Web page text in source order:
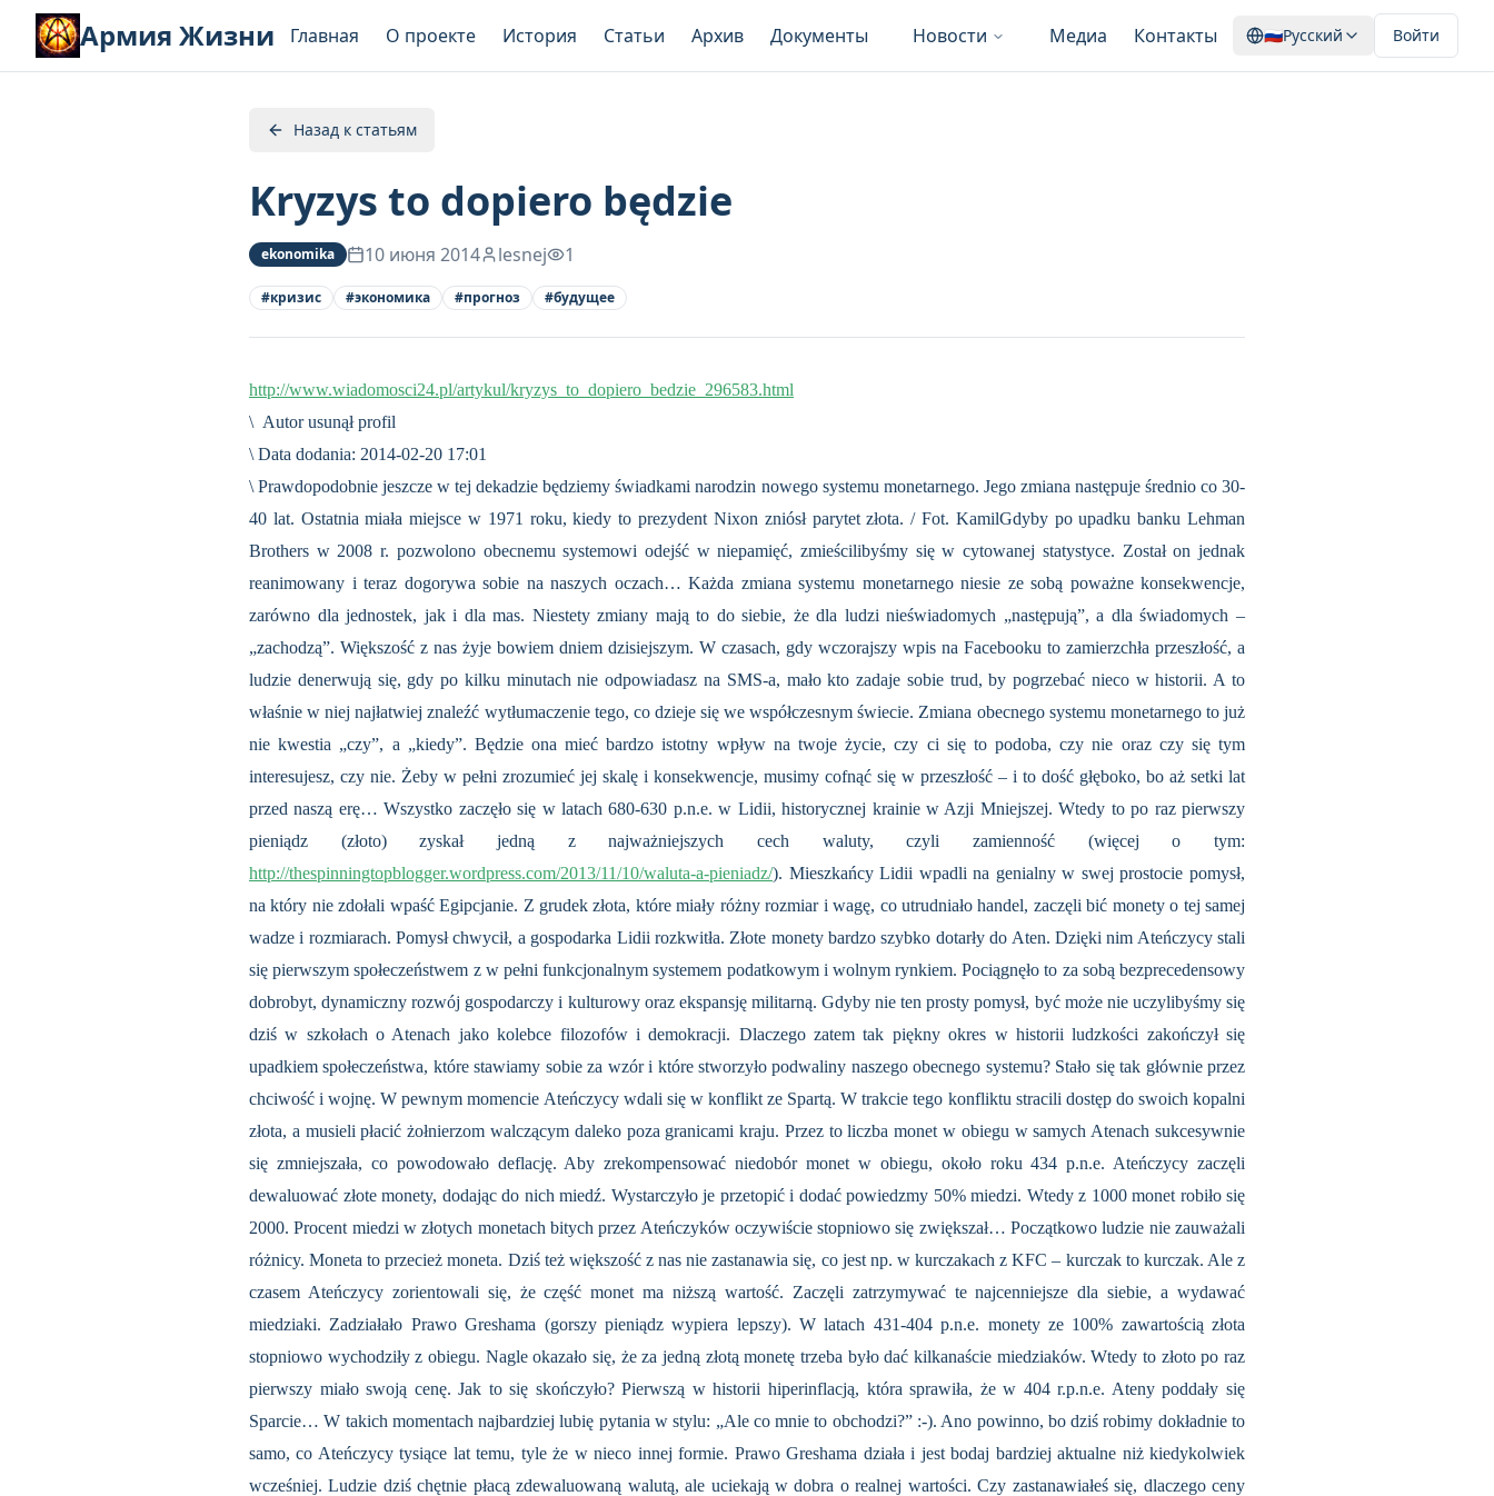
Армия Жизни Главная О проекте История Статьи Архив Документы Новости Медиа Контакты 🇷🇺Русский Войти
Назад к статьям
Kryzys to dopiero będzie
ekonomika 10 июня 2014 lesnej 1
#кризис #экономика #прогноз #будущее
http://www.wiadomosci24.pl/artykul/kryzys_to_dopiero_bedzie_296583.html
\ Autor usunął profil
\ Data dodania: 2014-02-20 17:01
\ Prawdopodobnie jeszcze w tej dekadzie będziemy świadkami narodzin nowego systemu monetarnego. Jego zmiana następuje średnio co 30-
40 lat. Ostatnia miała miejsce w 1971 roku, kiedy to prezydent Nixon zniósł parytet złota. / Fot. KamilGdyby po upadku banku Lehman
Brothers w 2008 r. pozwolono obecnemu systemowi odejść w niepamięć, zmieścilibyśmy się w cytowanej statystyce. Został on jednak
reanimowany i teraz dogorywa sobie na naszych oczach… Każda zmiana systemu monetarnego niesie ze sobą poważne konsekwencje,
zarówno dla jednostek, jak i dla mas. Niestety zmiany mają to do siebie, że dla ludzi nieświadomych „następują”, a dla świadomych –
„zachodzą”. Większość z nas żyje bowiem dniem dzisiejszym. W czasach, gdy wczorajszy wpis na Facebooku to zamierzchła przeszłość, a
ludzie denerwują się, gdy po kilku minutach nie odpowiadasz na SMS-a, mało kto zadaje sobie trud, by pogrzebać nieco w historii. A to
właśnie w niej najłatwiej znaleźć wytłumaczenie tego, co dzieje się we współczesnym świecie. Zmiana obecnego systemu monetarnego to już
nie kwestia „czy”, a „kiedy”. Będzie ona mieć bardzo istotny wpływ na twoje życie, czy ci się to podoba, czy nie oraz czy się tym
interesujesz, czy nie. Żeby w pełni zrozumieć jej skalę i konsekwencje, musimy cofnąć się w przeszłość – i to dość głęboko, bo aż setki lat
przed naszą erę… Wszystko zaczęło się w latach 680-630 p.n.e. w Lidii, historycznej krainie w Azji Mniejszej. Wtedy to po raz pierwszy
pieniądz (złoto) zyskał jedną z najważniejszych cech waluty, czyli zamienność (więcej o tym:
http://thespinningtopblogger.wordpress.com/2013/11/10/waluta-a-pieniadz/). Mieszkańcy Lidii wpadli na genialny w swej prostocie pomysł,
na który nie zdołali wpaść Egipcjanie. Z grudek złota, które miały różny rozmiar i wagę, co utrudniało handel, zaczęli bić monety o tej samej
wadze i rozmiarach. Pomysł chwycił, a gospodarka Lidii rozkwitła. Złote monety bardzo szybko dotarły do Aten. Dzięki nim Ateńczycy stali
się pierwszym społeczeństwem z w pełni funkcjonalnym systemem podatkowym i wolnym rynkiem. Pociągnęło to za sobą bezprecedensowy
dobrobyt, dynamiczny rozwój gospodarczy i kulturowy oraz ekspansję militarną. Gdyby nie ten prosty pomysł, być może nie uczylibyśmy się
dziś w szkołach o Atenach jako kolebce filozofów i demokracji. Dlaczego zatem tak piękny okres w historii ludzkości zakończył się
upadkiem społeczeństwa, które stawiamy sobie za wzór i które stworzyło podwaliny naszego obecnego systemu? Stało się tak głównie przez
chciwość i wojnę. W pewnym momencie Ateńczycy wdali się w konflikt ze Spartą. W trakcie tego konfliktu stracili dostęp do swoich kopalni
złota, a musieli płacić żołnierzom walczącym daleko poza granicami kraju. Przez to liczba monet w obiegu w samych Atenach sukcesywnie
się zmniejszała, co powodowało deflację. Aby zrekompensować niedobór monet w obiegu, około roku 434 p.n.e. Ateńczycy zaczęli
dewaluować złote monety, dodając do nich miedź. Wystarczyło je przetopić i dodać powiedzmy 50% miedzi. Wtedy z 1000 monet robiło się
2000. Procent miedzi w złotych monetach bitych przez Ateńczyków oczywiście stopniowo się zwiększał… Początkowo ludzie nie zauważali
różnicy. Moneta to przecież moneta. Dziś też większość z nas nie zastanawia się, co jest np. w kurczakach z KFC – kurczak to kurczak. Ale z
czasem Ateńczycy zorientowali się, że część monet ma niższą wartość. Zaczęli zatrzymywać te najcenniejsze dla siebie, a wydawać
miedziaki. Zadziałało Prawo Greshama (gorszy pieniądz wypiera lepszy). W latach 431-404 p.n.e. monety ze 100% zawartością złota
stopniowo wychodziły z obiegu. Nagle okazało się, że za jedną złotą monetę trzeba było dać kilkanaście miedziaków. Wtedy to złoto po raz
pierwszy miało swoją cenę. Jak to się skończyło? Pierwszą w historii hiperinflacją, która sprawiła, że w 404 r.p.n.e. Ateny poddały się
Sparcie… W takich momentach najbardziej lubię pytania w stylu: „Ale co mnie to obchodzi?” :-). Ano powinno, bo dziś robimy dokładnie to
samo, co Ateńczycy tysiące lat temu, tyle że w nieco innej formie. Prawo Greshama działa i jest bodaj bardziej aktualne niż kiedykolwiek
wcześniej. Ludzie dziś chętnie płacą zdewaluowaną walutą, ale uciekają w dobra o realnej wartości. Czy zastanawiałeś się, dlaczego ceny